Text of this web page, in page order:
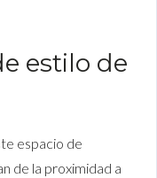
estilo de
espacio de
de la proximidad a